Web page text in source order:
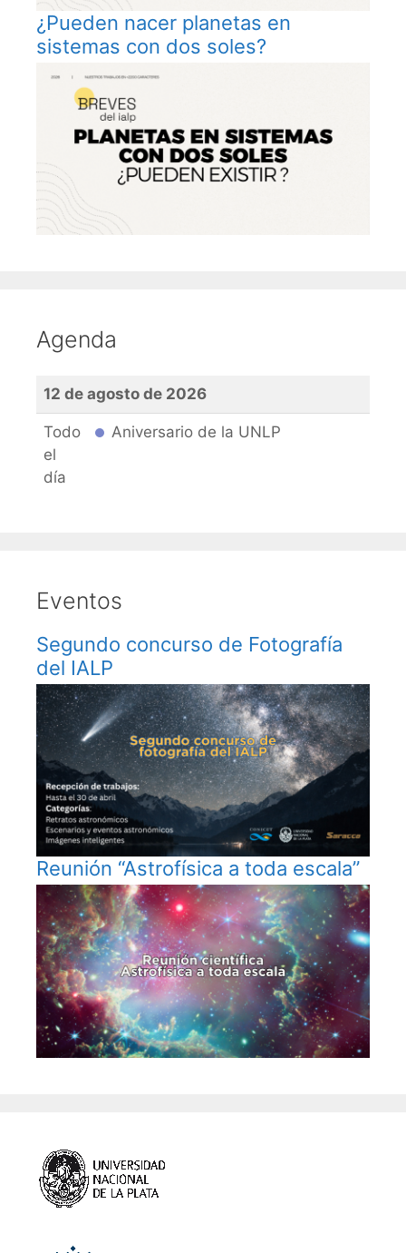
¿Pueden nacer planetas en
sistemas con dos soles?
Agenda
12 de agosto de 2026
Todo
el
día
Aniversario de la UNLP
Eventos
Segundo concurso de Fotografía
del IALP
Reunión “Astrofísica a toda escala”